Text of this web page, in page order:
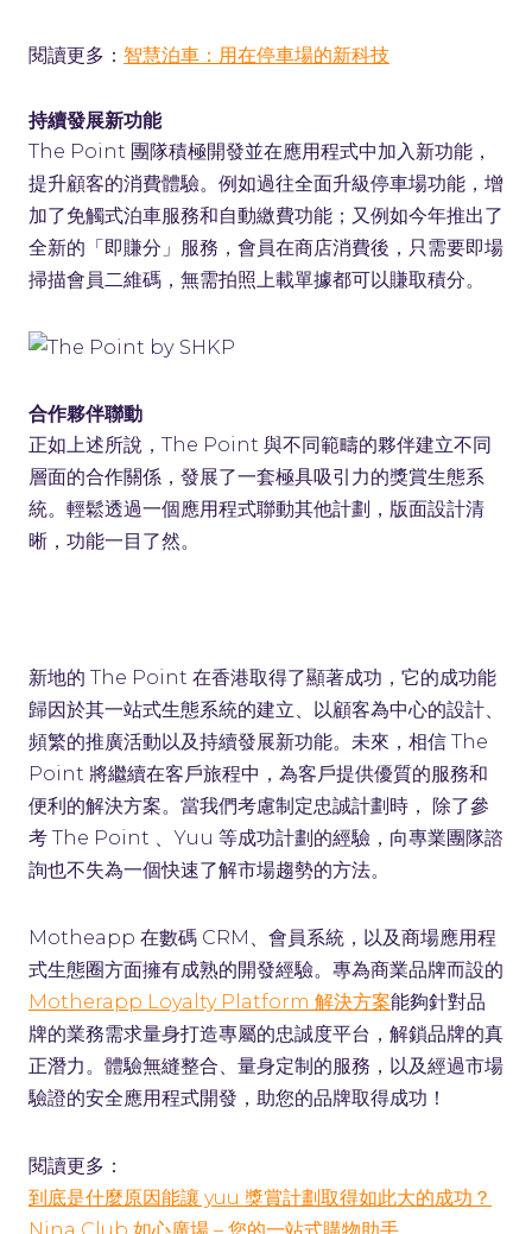
閱讀更多： 智慧泊車：用在停車場的新科技
持續發展新功能
The Point 團隊積極開發並在應用程式中加入新功能，
提升顧客的消費體驗。例如過往全面升級停車場功能，增
加了免觸式泊車服務和自動繳費功能；又例如今年推出了
全新的「即賺分」服務，會員在商店消費後，只需要即場
掃描會員二維碼，無需拍照上載單據都可以賺取積分。
合作夥伴聯動
正如上述所說，The Point 與不同範疇的夥伴建立不同
層面的合作關係，發展了一套極具吸引力的獎賞生態系
統。輕鬆透過一個應用程式聯動其他計劃，版面設計清
晰，功能一目了然。
新地的 The Point 在香港取得了顯著成功，它的成功能
歸因於其一站式生態系統的建立、以顧客為中心的設計、
頻繁的推廣活動以及持續發展新功能。未來，相信 The
Point 將繼續在客戶旅程中，為客戶提供優質的服務和
便利的解決方案。當我們考慮制定忠誠計劃時， 除了參
考 The Point 、Yuu 等成功計劃的經驗，向專業團隊諮
詢也不失為一個快速了解市場趨勢的方法。
Motheapp 在數碼 CRM、會員系統，以及商場應用程
式生態圈方面擁有成熟的開發經驗。專為商業品牌而設的
Motherapp Loyalty Platform 解決方案能夠針對品
牌的業務需求量身打造專屬的忠誠度平台，解鎖品牌的真
正潛力。體驗無縫整合、量身定制的服務，以及經過市場
驗證的安全應用程式開發，助您的品牌取得成功！
閱讀更多：
到底是什麼原因能讓 yuu 獎賞計劃取得如此大的成功？